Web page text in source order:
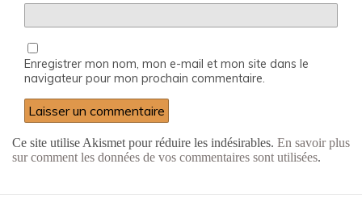
Enregistrer mon nom, mon e-mail et mon site dans le
navigateur pour mon prochain commentaire.
Ce site utilise Akismet pour réduire les indésirables. En savoir plus
sur comment les données de vos commentaires sont utilisées.